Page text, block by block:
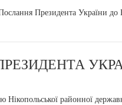
Президента України
районної